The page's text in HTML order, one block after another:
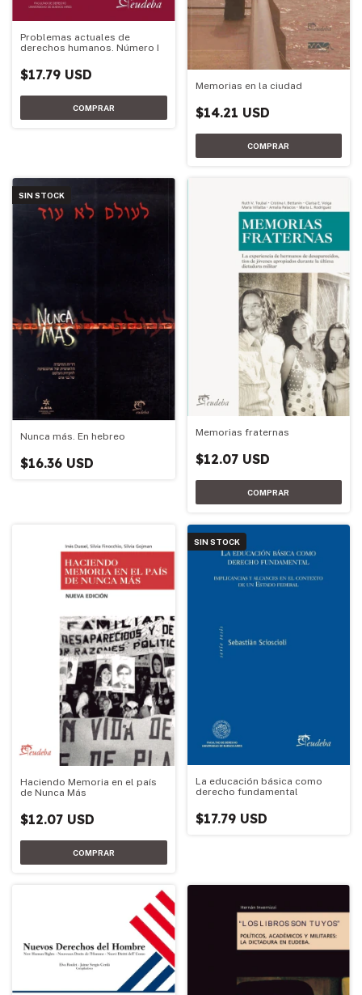
Problemas actuales de
derechos humanos. Número I
$17.79 USD
Memorias en la ciudad
$14.21 USD
SIN STOCK
Nunca más. En hebreo
$16.36 USD
Memorias fraternas
$12.07 USD
Haciendo Memoria en el país
de Nunca Más
$12.07 USD
SIN STOCK
La educación básica como
derecho fundamental
$17.79 USD